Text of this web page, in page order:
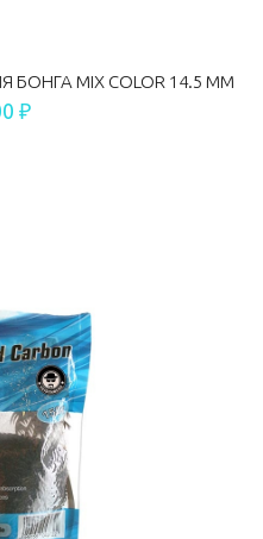
MIX COLOR 14.5 ММ
₽